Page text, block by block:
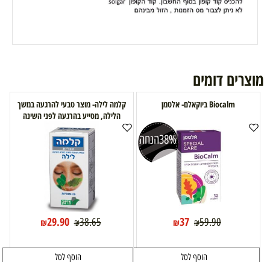
מוצרים דומים
Biocalm ביוקאלם- אלטמן
38%הנחה
₪59.90
₪37
הוסף לסל
קלמה לילה- מוצר טבעי להרגעה במשך
הלילה, מסייע בהרגעה לפני השינה
₪38.65
₪29.90
הוסף לסל